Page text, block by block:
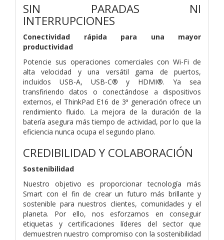
SIN PARADAS NI
INTERRUPCIONES
Conectividad rápida para una mayor
productividad
Potencie sus operaciones comerciales con Wi-Fi de
alta velocidad y una versátil gama de puertos,
incluidos USB-A, USB-C® y HDMI®. Ya sea
transfiriendo datos o conectándose a dispositivos
externos, el ThinkPad E16 de 3ª generación ofrece un
rendimiento fluido. La mejora de la duración de la
batería asegura más tiempo de actividad, por lo que la
eficiencia nunca ocupa el segundo plano.
CREDIBILIDAD Y COLABORACIÓN
Sostenibilidad
Nuestro objetivo es proporcionar tecnología más
Smart con el fin de crear un futuro más brillante y
sostenible para nuestros clientes, comunidades y el
planeta. Por ello, nos esforzamos en conseguir
etiquetas y certificaciones líderes del sector que
demuestren nuestro compromiso con la sostenibilidad